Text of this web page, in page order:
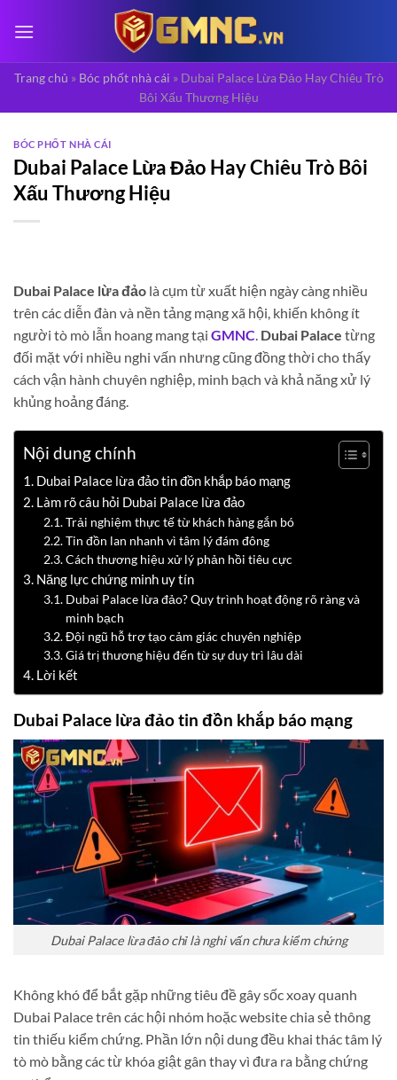
qua
dung
Trang chủ » Bóc phốt nhà cái » Dubai Palace Lừa Đảo Hay Chiêu Trò
Bôi Xấu Thương Hiệu
BÓC PHỐT NHÀ CÁI
Dubai Palace Lừa Đảo Hay Chiêu Trò Bôi
Xấu Thương Hiệu
Dubai Palace lừa đảo là cụm từ xuất hiện ngày càng nhiều
trên các diễn đàn và nền tảng mạng xã hội, khiến không ít
người tò mò lẫn hoang mang tại GMNC Dubai Palace từng
đối mặt với nhiều nghi vấn nhưng cũng đồng thời cho thấy
cách vận hành chuyên nghiệp, minh bạch và khả năng xử lý
khủng hoảng đáng.
Nội dung chính
Dubai Palace lừa đảo tin đồn khắp báo mạng
Làm rõ câu hỏi Dubai Palace lừa đảo
Trải nghiệm thực tế từ khách hàng gắn bó
Tin đồn lan nhanh vì tâm lý đám đông
Cách thương hiệu xử lý phản hồi tiêu cực
Năng lực chứng minh uy tín
Dubai Palace lừa đảo? Quy trình hoạt động rõ ràng và
minh bạch
Đội ngũ hỗ trợ tạo cảm giác chuyên nghiệp
Giá trị thương hiệu đến từ sự duy trì lâu dài
Lời kết
Dubai Palace lừa đảo tin đồn khắp báo mạng
Dubai Palace lừa đảo chỉ là nghi vấn chưa kiểm chứng
Không khó để bắt gặp những tiêu đề gây sốc xoay quanh
Dubai Palace trên các hội nhóm hoặc website chia sẻ thông
tin thiếu kiểm chứng. Phần lớn nội dung đều khai thác tâm lý
tò mò bằng các từ khóa giật gân thay vì đưa ra bằng chứng